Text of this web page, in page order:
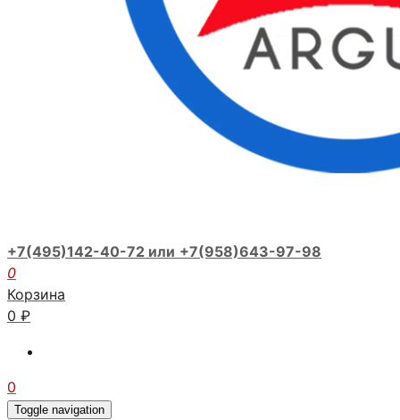
+7(495)142-40-72 или +7(958)643-97-98
0
Корзина
0 ₽
0
Toggle navigation